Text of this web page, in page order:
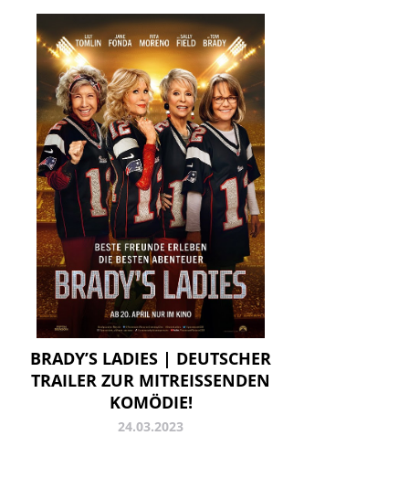
BRADY’S LADIES | DEUTSCHER
TRAILER ZUR MITREISSENDEN K
OMÖDIE!
24.03.2023